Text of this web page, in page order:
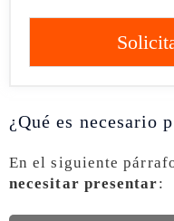
¿Qué es necesario
En el siguiente
necesitar presentar: